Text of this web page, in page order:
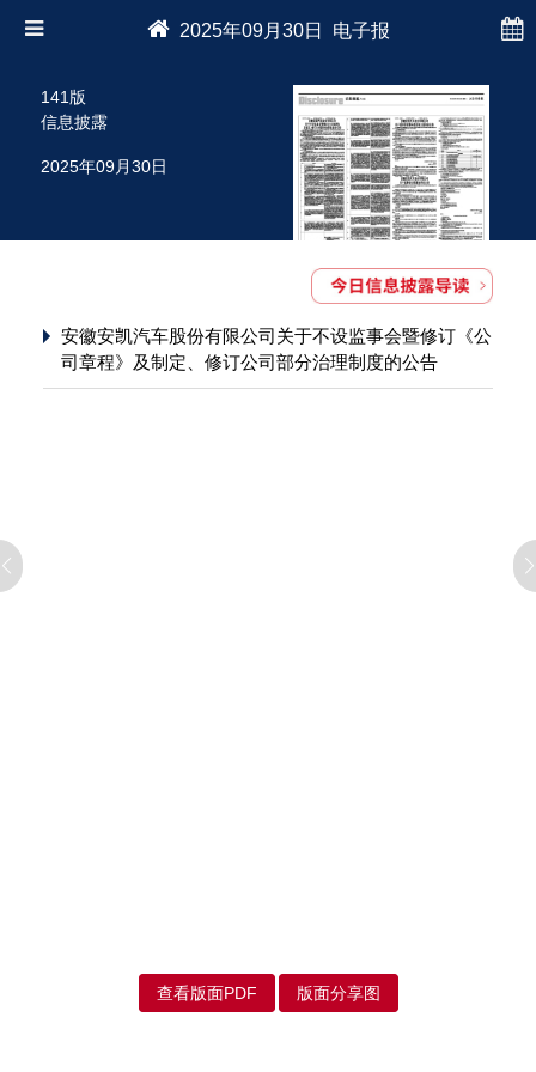
2025年09月30日 电子报
141版
信息披露
2025年09月30日
安徽安凯汽车股份有限公司关于不设监事会暨修订《公
司章程》及制定、修订公司部分治理制度的公告
查看版面PDF 版面分享图